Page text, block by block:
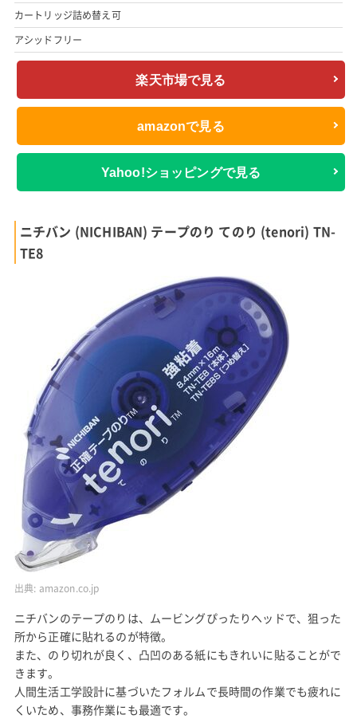
カートリッジ詰め替え可
アシッドフリー
楽天市場で見る
amazonで見る
Yahoo!ショッピングで見る
ニチバン (NICHIBAN) テープのり てのり (tenori) TN-
TE8
出典: amazon.co.jp
ニチバンのテープのりは、ムービングぴったりヘッドで、狙った
所から正確に貼れるのが特徴。
また、のり切れが良く、凸凹のある紙にもきれいに貼ることがで
きます。
人間生活工学設計に基づいたフォルムで長時間の作業でも疲れに
くいため、事務作業にも最適です。